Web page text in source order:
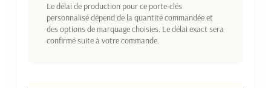
Le délai de production pour ce porte-clés
personnalisé dépend de la quantité commandée et
des options de marquage choisies. Le délai exact sera
confirmé suite à votre commande.